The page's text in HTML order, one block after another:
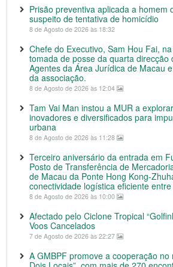
Prisão preventiva aplicada a homem
suspeito de tentativa de homicídio
8 de Agosto de 2026 às 18:32
Chefe do Executivo, Sam Hou Fai,
tomada de posse da quarta direcção
Agentes da Área Jurídica de Macau
da associação.
8 de Agosto de 2026 às 12:04
Tam Vai Man instou a MUR a
inovadores e diversificados para
urbana
8 de Agosto de 2026 às 11:28
Terceiro aniversário da entrada em
Posto de Transferência de
de Macau da Ponte Hong Kong-
conectividade logística eficiente
8 de Agosto de 2026 às 10:00
Afectado pelo Ciclone Tropical
Voos Cancelados
7 de Agosto de 2026 às 22:27
A GMBPF promove a cooperação no